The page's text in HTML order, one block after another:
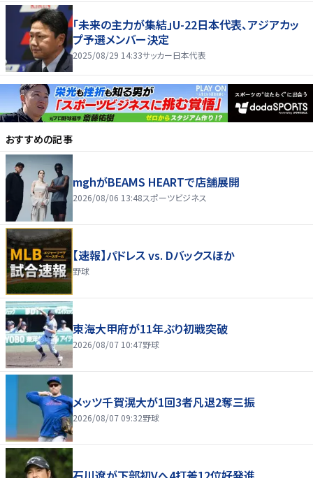
「未来の主力が集結」U-22日本代表、アジアカッ
プ予選メンバー決定
2025/08/29 14:33サッカー日本代表
おすすめの記事
mghがBEAMS HEARTで店舗展開
2026/08/06 13:48スポーツビジネス
【速報】パドレス vs. Dバックスほか
野球
東海大甲府が11年ぶり初戦突破
2026/08/07 10:47野球
メッツ千賀滉大が1回3者凡退2奪三振
2026/08/07 09:32野球